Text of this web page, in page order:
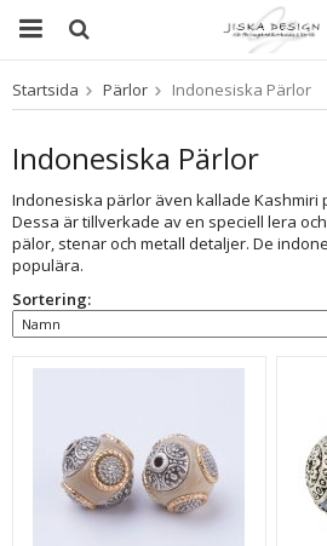
Produkten har blivit tillagd i
Startsida Pärlor Indonesiska Pärlor
Indonesiska Pärlor
Indonesiska pärlor även kallade Kashmiri
Dessa är tillverkade av en speciell lera
pälor, stenar och metall detaljer. De
populära.
Sortering: